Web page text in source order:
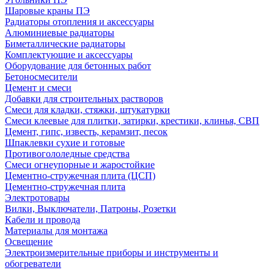
Шаровые краны ПЭ
Радиаторы отопления и аксессуары
Алюминиевые радиаторы
Биметаллические радиаторы
Комплектующие и аксессуары
Оборудование для бетонных работ
Бетоносмесители
Цемент и смеси
Добавки для строительных растворов
Смеси для кладки, стяжки, штукатурки
Смеси клеевые для плитки, затирки, крестики, клинья, СВП
Цемент, гипс, известь, керамзит, песок
Шпаклевки сухие и готовые
Противогололедные средства
Смеси огнеупорные и жаростойкие
Цементно-стружечная плита (ЦСП)
Цементно-стружечная плита
Электротовары
Вилки, Выключатели, Патроны, Розетки
Кабели и провода
Материалы для монтажа
Освещение
Электроизмерительные приборы и инструменты и
обогреватели